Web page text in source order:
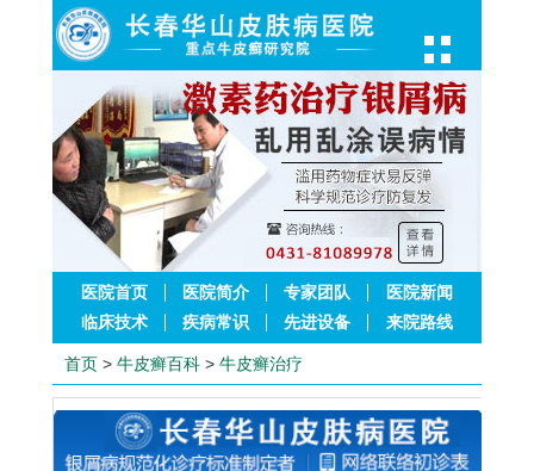
医院首页 医院简介 专家团队
医院新闻
临床技术
疾病常识 先进设备 来院路线
首页 > 牛皮癣百科 > 牛皮癣治疗